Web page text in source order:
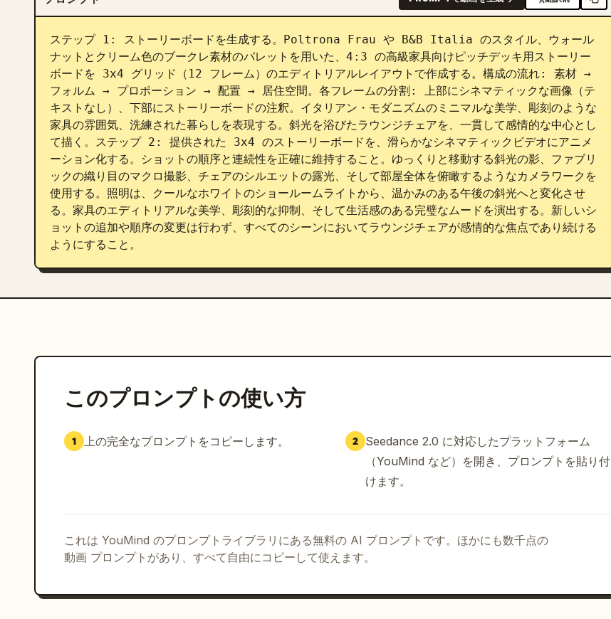
ステップ 1: ストーリーボードを生成する。Poltrona Frau や B&B Italia のスタイル、ウォール
ナットとクリーム色のブークレ素材のパレットを用いた、4:3 の高級家具向けピッチデッキ用ストーリー
ボードを 3x4 グリッド（12 フレーム）のエディトリアルレイアウトで作成する。構成の流れ: 素材 →
フォルム → プロポーション → 配置 → 居住空間。各フレームの分割: 上部にシネマティックな画像（テ
キストなし）、下部にストーリーボードの注釈。イタリアン・モダニズムのミニマルな美学、彫刻のような
家具の雰囲気、洗練された暮らしを表現する。斜光を浴びたラウンジチェアを、一貫して感情的な中心とし
て描く。ステップ 2: 提供された 3x4 のストーリーボードを、滑らかなシネマティックビデオにアニメ
ーション化する。ショットの順序と連続性を正確に維持すること。ゆっくりと移動する斜光の影、ファブリ
ックの織り目のマクロ撮影、チェアのシルエットの露光、そして部屋全体を俯瞰するようなカメラワークを
使用する。照明は、クールなホワイトのショールームライトから、温かみのある午後の斜光へと変化させ
る。家具のエディトリアルな美学、彫刻的な抑制、そして生活感のある完璧なムードを演出する。新しいシ
ョットの追加や順序の変更は行わず、すべてのシーンにおいてラウンジチェアが感情的な焦点であり続ける
ようにすること。
このプロンプトの使い方
1 上の完全なプロンプトをコピーします。 2 Seedance 2.0 に対応したプラットフォーム
（YouMind など）を開き、プロンプトを貼り付
けます。
これは YouMind のプロンプトライブラリにある無料の AI プロンプトです。ほかにも数千点の
動画 プロンプトがあり、すべて自由にコピーして使えます。